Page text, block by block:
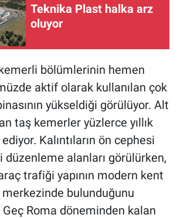
Teknika Plast halka arz
oluyor
bölümlerinin hemen
aktif olarak kullanılan çok
yükseldiği görülüyor. Alt
taş kemerler yüzlerce yıllık
Kalıntıların ön cephesi
düzenleme alanları görülürken,
trafiği yapının modern kent
merkezinde bulunduğunu
Roma döneminden kalan